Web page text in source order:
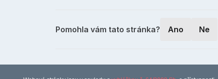
Pomohla vám tato stránka? Ano Ne